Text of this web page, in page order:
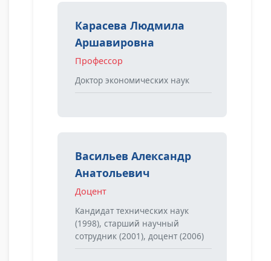
Карасева Людмила
Аршавировна
Профессор
Доктор экономических наук
Васильев Александр
Анатольевич
Доцент
Кандидат технических наук
(1998), старший научный
сотрудник (2001), доцент (2006)